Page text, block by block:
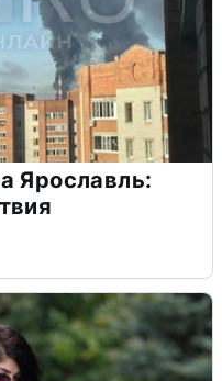
Ярославль: